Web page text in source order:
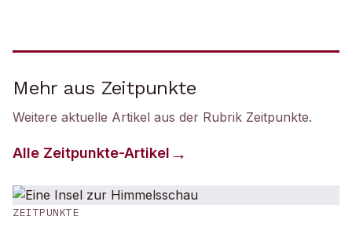
Mehr aus Zeitpunkte
Weitere aktuelle Artikel aus der Rubrik Zeitpunkte.
Alle Zeitpunkte-Artikel
ZEITPUNKTE